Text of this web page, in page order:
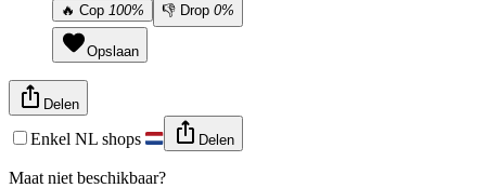
🔥 Cop 100% 👎 Drop 0%
Opslaan
Delen
Enkel NL shops Delen
Maat niet beschikbaar?